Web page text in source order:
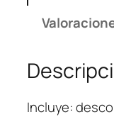
o
e
n
Incluye: